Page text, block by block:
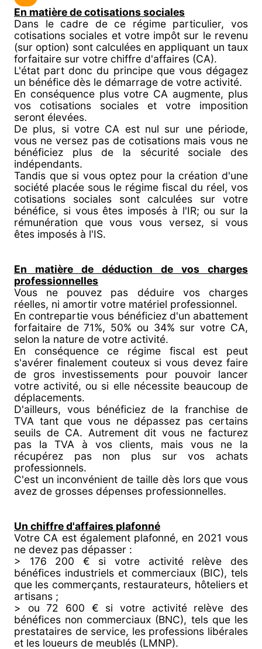
En matière de cotisations sociales
Dans le cadre de ce régime particulier, vos
cotisations sociales et votre impôt sur le revenu
(sur option) sont calculées en appliquant un taux
forfaitaire sur votre chiffre d'affaires (CA).
L'état part donc du principe que vous dégagez
un bénéfice dès le démarrage de votre activité.
En conséquence plus votre CA augmente, plus
vos cotisations sociales et votre imposition
seront élevées.
De plus, si votre CA est nul sur une période,
vous ne versez pas de cotisations mais vous ne
bénéficiez plus de la sécurité sociale des
indépendants.
Tandis que si vous optez pour la création d'une
société placée sous le régime fiscal du réel, vos
cotisations sociales sont calculées sur votre
bénéfice, si vous êtes imposés à l'IR; ou sur la
rémunération que vous vous versez, si vous
êtes imposés à l'IS.
En matière de déduction de vos charges
professionnelles
Vous ne pouvez pas déduire vos charges
réelles, ni amortir votre matériel professionnel.
En contrepartie vous bénéficiez d'un abattement
forfaitaire de 71%, 50% ou 34% sur votre CA,
selon la nature de votre activité.
En conséquence ce régime fiscal est peut
s'avérer finalement couteux si vous devez faire
de gros investissements pour pouvoir lancer
votre activité, ou si elle nécessite beaucoup de
déplacements.
D'ailleurs, vous bénéficiez de la franchise de
TVA tant que vous ne dépassez pas certains
seuils de CA. Autrement dit vous ne facturez
pas la TVA à vos clients, mais vous ne la
récupérez pas non plus sur vos achats
professionnels.
C'est un inconvénient de taille dès lors que vous
avez de grosses dépenses professionnelles.
Un chiffre d'affaires plafonné
Votre CA est également plafonné, en 2021 vous
ne devez pas dépasser :
> 176 200 € si votre activité relève des
bénéfices industriels et commerciaux (BIC), tels
que les commerçants, restaurateurs, hôteliers et
artisans ;
> ou 72 600 € si votre activité relève des
bénéfices non commerciaux (BNC), tels que les
prestataires de service, les professions libérales
et les loueurs de meublés (LMNP).